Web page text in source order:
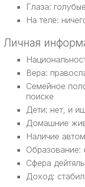
Глаза: голубые
На теле:
Личная
Вера:
Семейное
поиске
Дети: нет, и
Домашние
Наличие
Образование:
Сфера
Доход: